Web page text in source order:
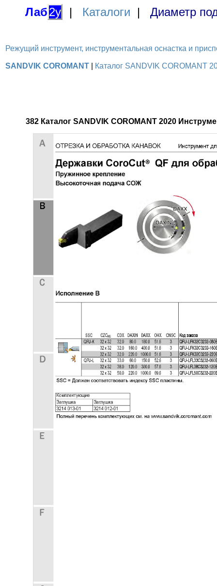
Лаб2у | Каталоги | Диаметр
Режущий инструмент, инструментальная оснастка и
SANDVIK COROMANT Каталог SANDVIK COROMANT
382 Каталог SANDVIK COROMANT 2020